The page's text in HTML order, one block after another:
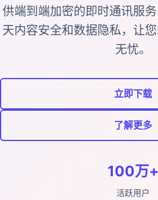
供端到端加密的即时通讯服
天内容安全和数据隐私，让
无忧。
立即下载
了解更多
100万+
活跃用户